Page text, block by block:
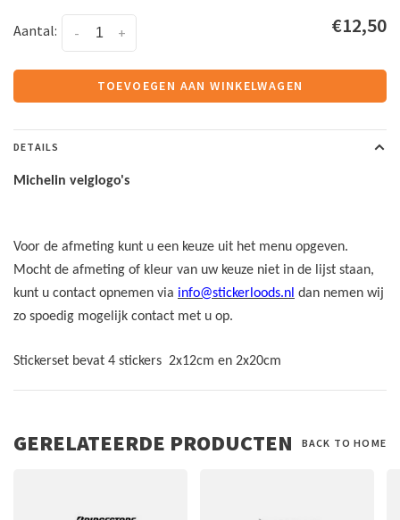
Aantal: +
- €12,50
TOEVOEGEN AAN WINKELWAGEN
DETAILS
Michelin velglogo's
Voor de afmeting kunt u een keuze uit het menu opgeven.
Mocht de afmeting of kleur van uw keuze niet in de lijst staan,
kunt u contact opnemen via info@stickerloods.nl dan nemen wij
zo spoedig mogelijk contact met u op.
Stickerset bevat 4 stickers 2x12cm en 2x20cm
GERELATEERDE PRODUCTEN BACK TO HOME